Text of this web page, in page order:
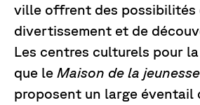
ville offrent des possibilités
divertissement et de
Les centres culturels pour
que le Maison de la
proposent un large éventail